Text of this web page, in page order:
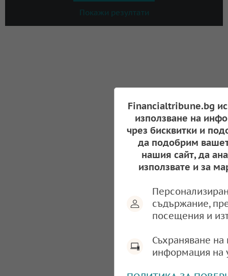
Покажи резултати
Financialtribune.bg
използване на
чрез бисквитки и
да подобрим
нашия сайт, да
използвате и за
съдържание,
посещения и
Съхраняване
информация на